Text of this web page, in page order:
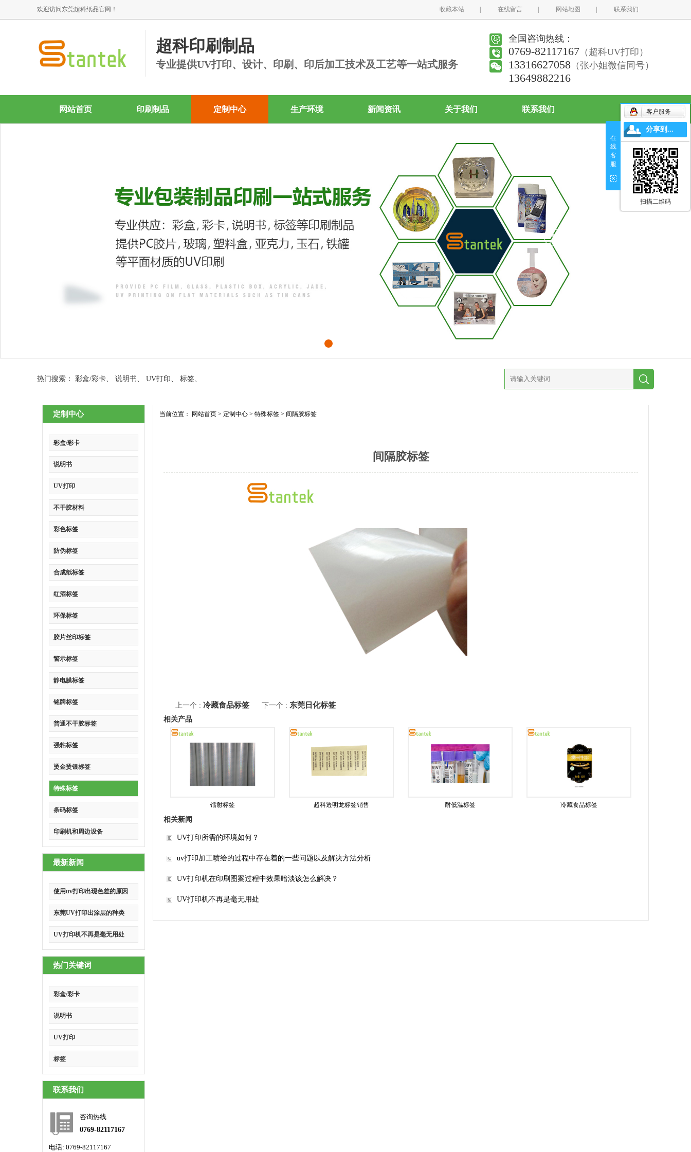
欢迎访问东莞超科纸品官网！ 收藏本站 在线留言 网站地图 联系我们
超科印刷制品
专业提供UV打印、设计、印刷、印后加工技术及工艺等一站式服务
全国咨询热线：
0769-82117167 （超科UV打印）
13316627058 （张小姐微信同号）
13649882216
网站首页 印刷制品 定制中心 生产环境 新闻资讯 关于我们 联系我们
热门搜索： 彩盒/彩卡、 说明书、 UV打印、 标签、
定制中心
彩盒/彩卡
说明书
UV打印
不干胶材料
彩色标签
防伪标签
合成纸标签
红酒标签
环保标签
胶片丝印标签
警示标签
静电膜标签
铭牌标签
普通不干胶标签
强粘标签
烫金烫银标签
特殊标签
条码标签
印刷机和周边设备
最新新闻
使用uv打印出现色差的原因
东莞UV打印出涂层的种类
UV打印机不再是毫无用处
热门关键词
彩盒/彩卡
说明书
UV打印
标签
联系我们
咨询热线
0769-82117167
电话: 0769-82117167
当前位置： 网站首页 > 定制中心 > 特殊标签 > 间隔胶标签
间隔胶标签
上一个 :冷藏食品标签 下一个 :东莞日化标签
相关产品
镭射标签 超科透明龙标签销售 耐低温标签 冷藏食品标签
相关新闻
UV打印所需的环境如何？
uv打印加工喷绘的过程中存在着的一些问题以及解决方法分析
UV打印机在印刷图案过程中效果暗淡该怎么解决？
UV打印机不再是毫无用处
在
线
客
服
客户服务
分享到...
扫描二维码